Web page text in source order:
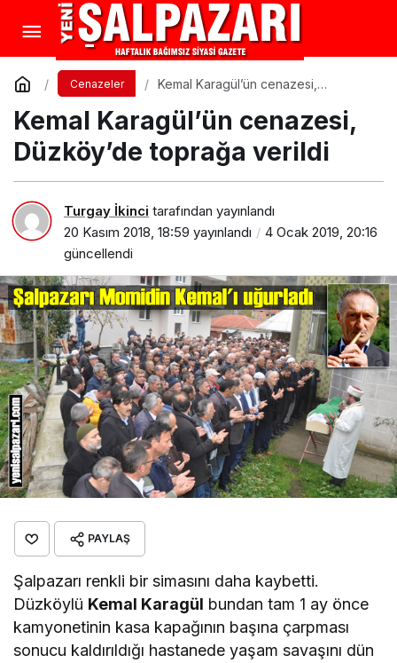
Cenazeler
Kemal Karagül’ün cenazesi,
Kemal Karagül’ün cenazesi,
Düzköy’de toprağa verildi
Turgay İkinci tarafından yayınlandı
20 Kasım 2018, 18:59 yayınlandı
4 Ocak 2019, 20:16
güncellendi
PAYLAŞ
Şalpazarı renkli bir simasını daha kaybetti.
Düzköylü Kemal Karagül bundan tam 1 ay önce
kamyonetinin kasa kapağının başına çarpması
sonucu kaldırıldığı hastanede yaşam savaşını dün